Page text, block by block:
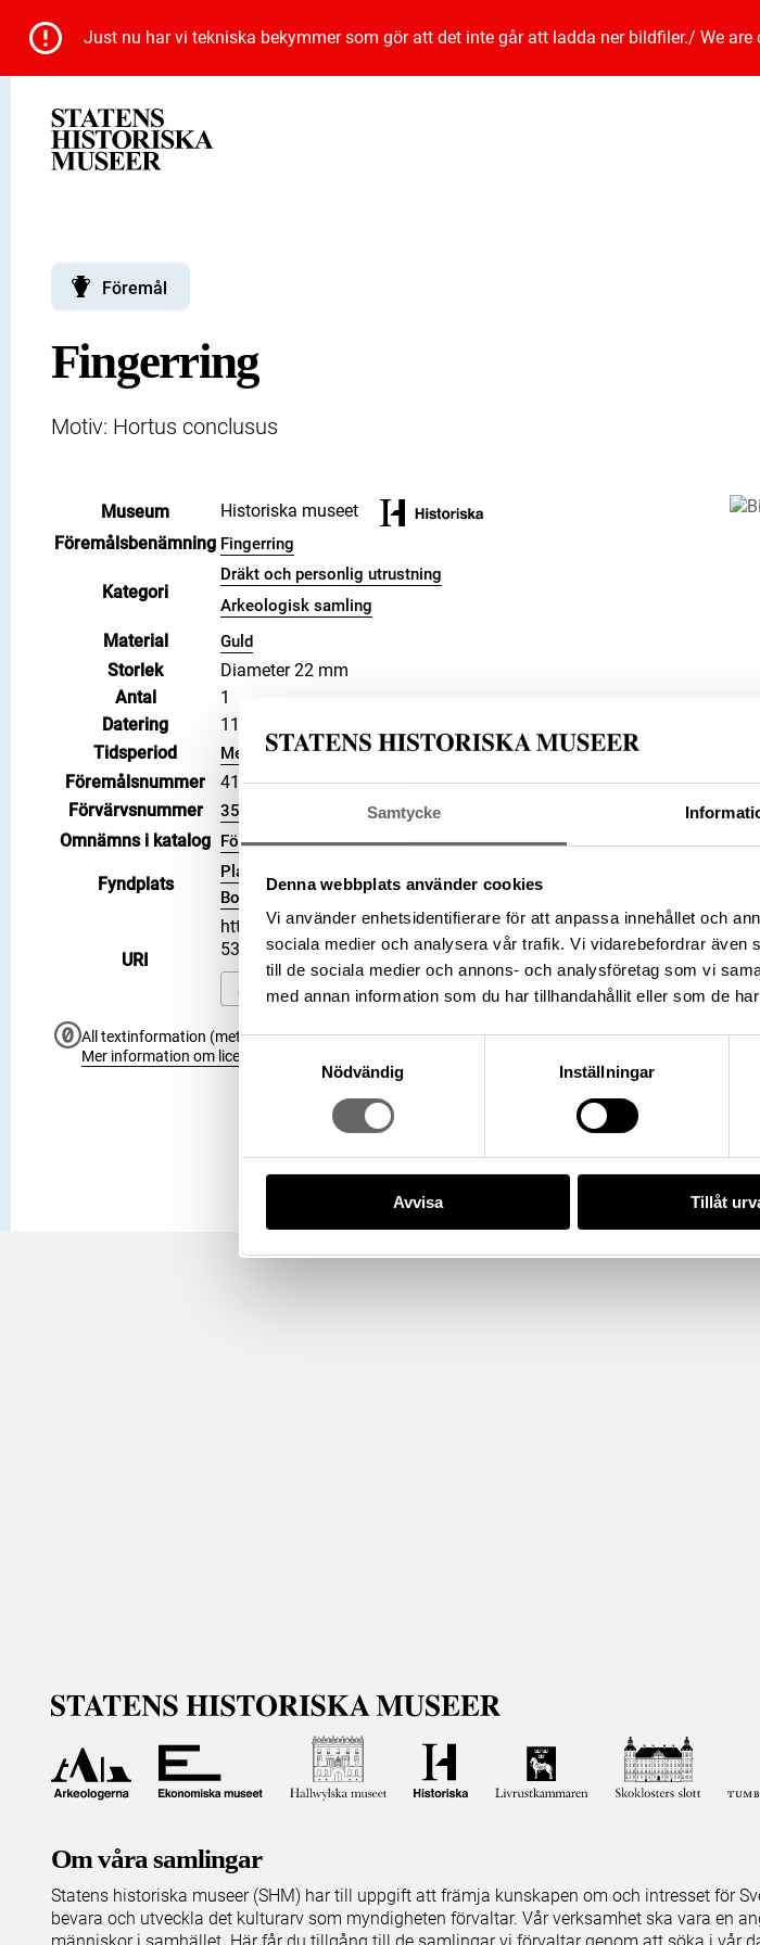
Samtycke
Denna webbplats använder cookies
Vi använder enhetsidentifierare för att anpassa innehållet och
sociala medier och analysera vår trafik. Vi vidarebefordrar även
till de sociala medier och annons- och analysföretag som vi
med annan information som du har tillhandahållit eller som de
Nödvändig
Inställningar
Avvisa Tillåt
Just nu har vi tekniska bekymmer som gör att det inte går att ladda ner bildfiler./ We
Föremål
Fingerring
Motiv: Hortus conclusus
Museum
Historiska museet
Föremålsbenämning Fingerring
Kategori
Dräkt och personlig utrustning
Arkeologisk samling
Material Guld
Storlek
Diameter 22 mm
Antal
1
Datering
1100 – 1500
Tidsperiod
Medeltid
Föremålsnummer
41360_HST
Förvärvsnummer
35
Omnämns i katalog Förvärv: 35 på Catview
Fyndplats
Plats: I närheten av slottet, Socken: Borgholm socken, Kommun:
Borgholm kommun, Landskap: Öland, Land: Sverige
URI
https://samlingar.shm.se/object/94278B44-2FAE-4AF2-8995-
53F81EFEDB82
Kopiera URI
All textinformation (metadata) på denna sida är fri att använda enligt licensen CC0.
Mer information om licenser hos Statens historiska museer.
Om våra samlingar
Statens historiska museer (SHM) har till uppgift att främja kunskapen om och intresset för
bevara och utveckla det kulturarv som myndigheten förvaltar. Vår verksamhet ska vara en